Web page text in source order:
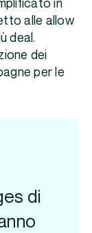
in
alle allow
deal.
dei
per le
di